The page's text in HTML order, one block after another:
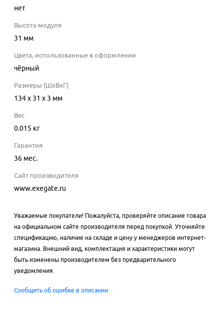
нет
Высота модуля
31 мм
Цвета, использованные в оформлении
чёрный
Размеры (ШхВхГ)
134 x 31 x 3 мм
Вес
0.015 кг
Гарантия
36 мес.
Сайт производителя
www.exegate.ru
Уважаемые покупатели! Пожалуйста, проверяйте описание товара
на официальном сайте производителя перед покупкой. Уточняйте
спецификацию, наличие на складе и цену у менеджеров интернет-
магазина. Внешний вид, комплектация и характеристики могут
быть изменены производителем без предварительного
уведомления.
Сообщить об ошибке в описании